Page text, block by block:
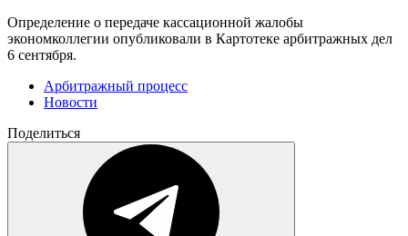
Определение о передаче кассационной жалобы
экономколлегии опубликовали в Картотеке арбитражных дел
6 сентября.
Арбитражный процесс
Новости
Поделиться